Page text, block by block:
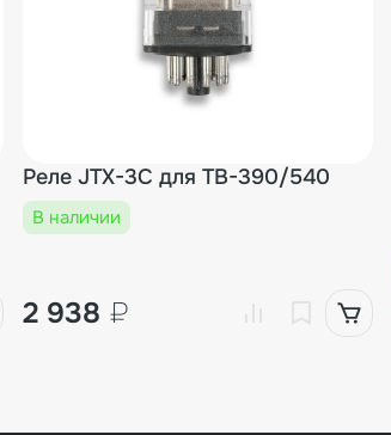
Реле JTX-3C для TB-390/540
В наличии
2 938 ₽